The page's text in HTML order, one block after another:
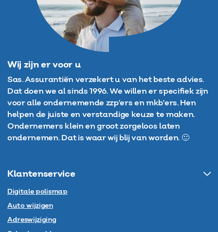
Wij zijn er voor u
Sas. Assurantiën verzekert u van het beste advies.
Dat doen we al sinds 1996. We willen er specifiek zijn
voor alle ondernemende zzp'ers en mkb'ers. Hen
helpen de juiste en verstandige keuze te maken.
Ondernemers klein en groot zorgeloos laten
ondernemen. Dat is waar wij blij van worden. 🙂
Klantenservice
Digitale polismap
Auto wijzigen
Adreswijziging